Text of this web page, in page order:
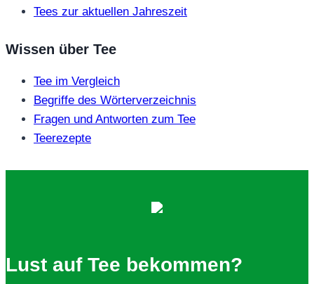
Tees zur aktuellen Jahreszeit
Wissen über Tee
Tee im Vergleich
Begriffe des Wörterverzeichnis
Fragen und Antworten zum Tee
Teerezepte
Lust auf Tee bekommen?